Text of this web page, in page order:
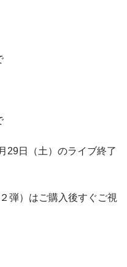
29日（⼟）のライブ終了
弾）はご購入後すぐご視